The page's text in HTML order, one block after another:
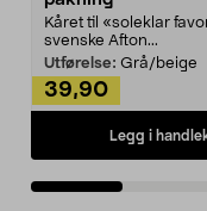
Kåret til «soleklar
svenske Afton...
Utførelse: Grå/beige
39,90
Legg i